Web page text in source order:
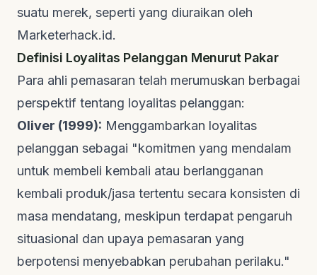
suatu merek, seperti yang diuraikan oleh
Marketerhack.id.
Definisi Loyalitas Pelanggan Menurut Pakar
Para ahli pemasaran telah merumuskan berbagai
perspektif tentang loyalitas pelanggan:
Oliver (1999): Menggambarkan loyalitas
pelanggan sebagai "komitmen yang mendalam
untuk membeli kembali atau berlangganan
kembali produk/jasa tertentu secara konsisten di
masa mendatang, meskipun terdapat pengaruh
situasional dan upaya pemasaran yang
berpotensi menyebabkan perubahan perilaku."